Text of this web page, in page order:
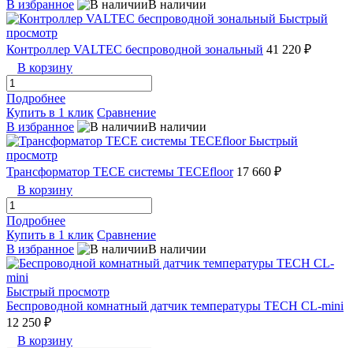
В избранное
В наличии
Быстрый
просмотр
Контроллер VALTEC беспроводной зональный 41 220 ₽
В корзину
Подробнее
Купить в 1 клик Сравнение
В избранное
В наличии
Быстрый
просмотр
Трансформатор TECE системы TECEfloor 17 660 ₽
В корзину
Подробнее
Купить в 1 клик Сравнение
В избранное
В наличии
Быстрый просмотр
Беспроводной комнатный датчик температуры TECH СL-mini
12 250 ₽
В корзину